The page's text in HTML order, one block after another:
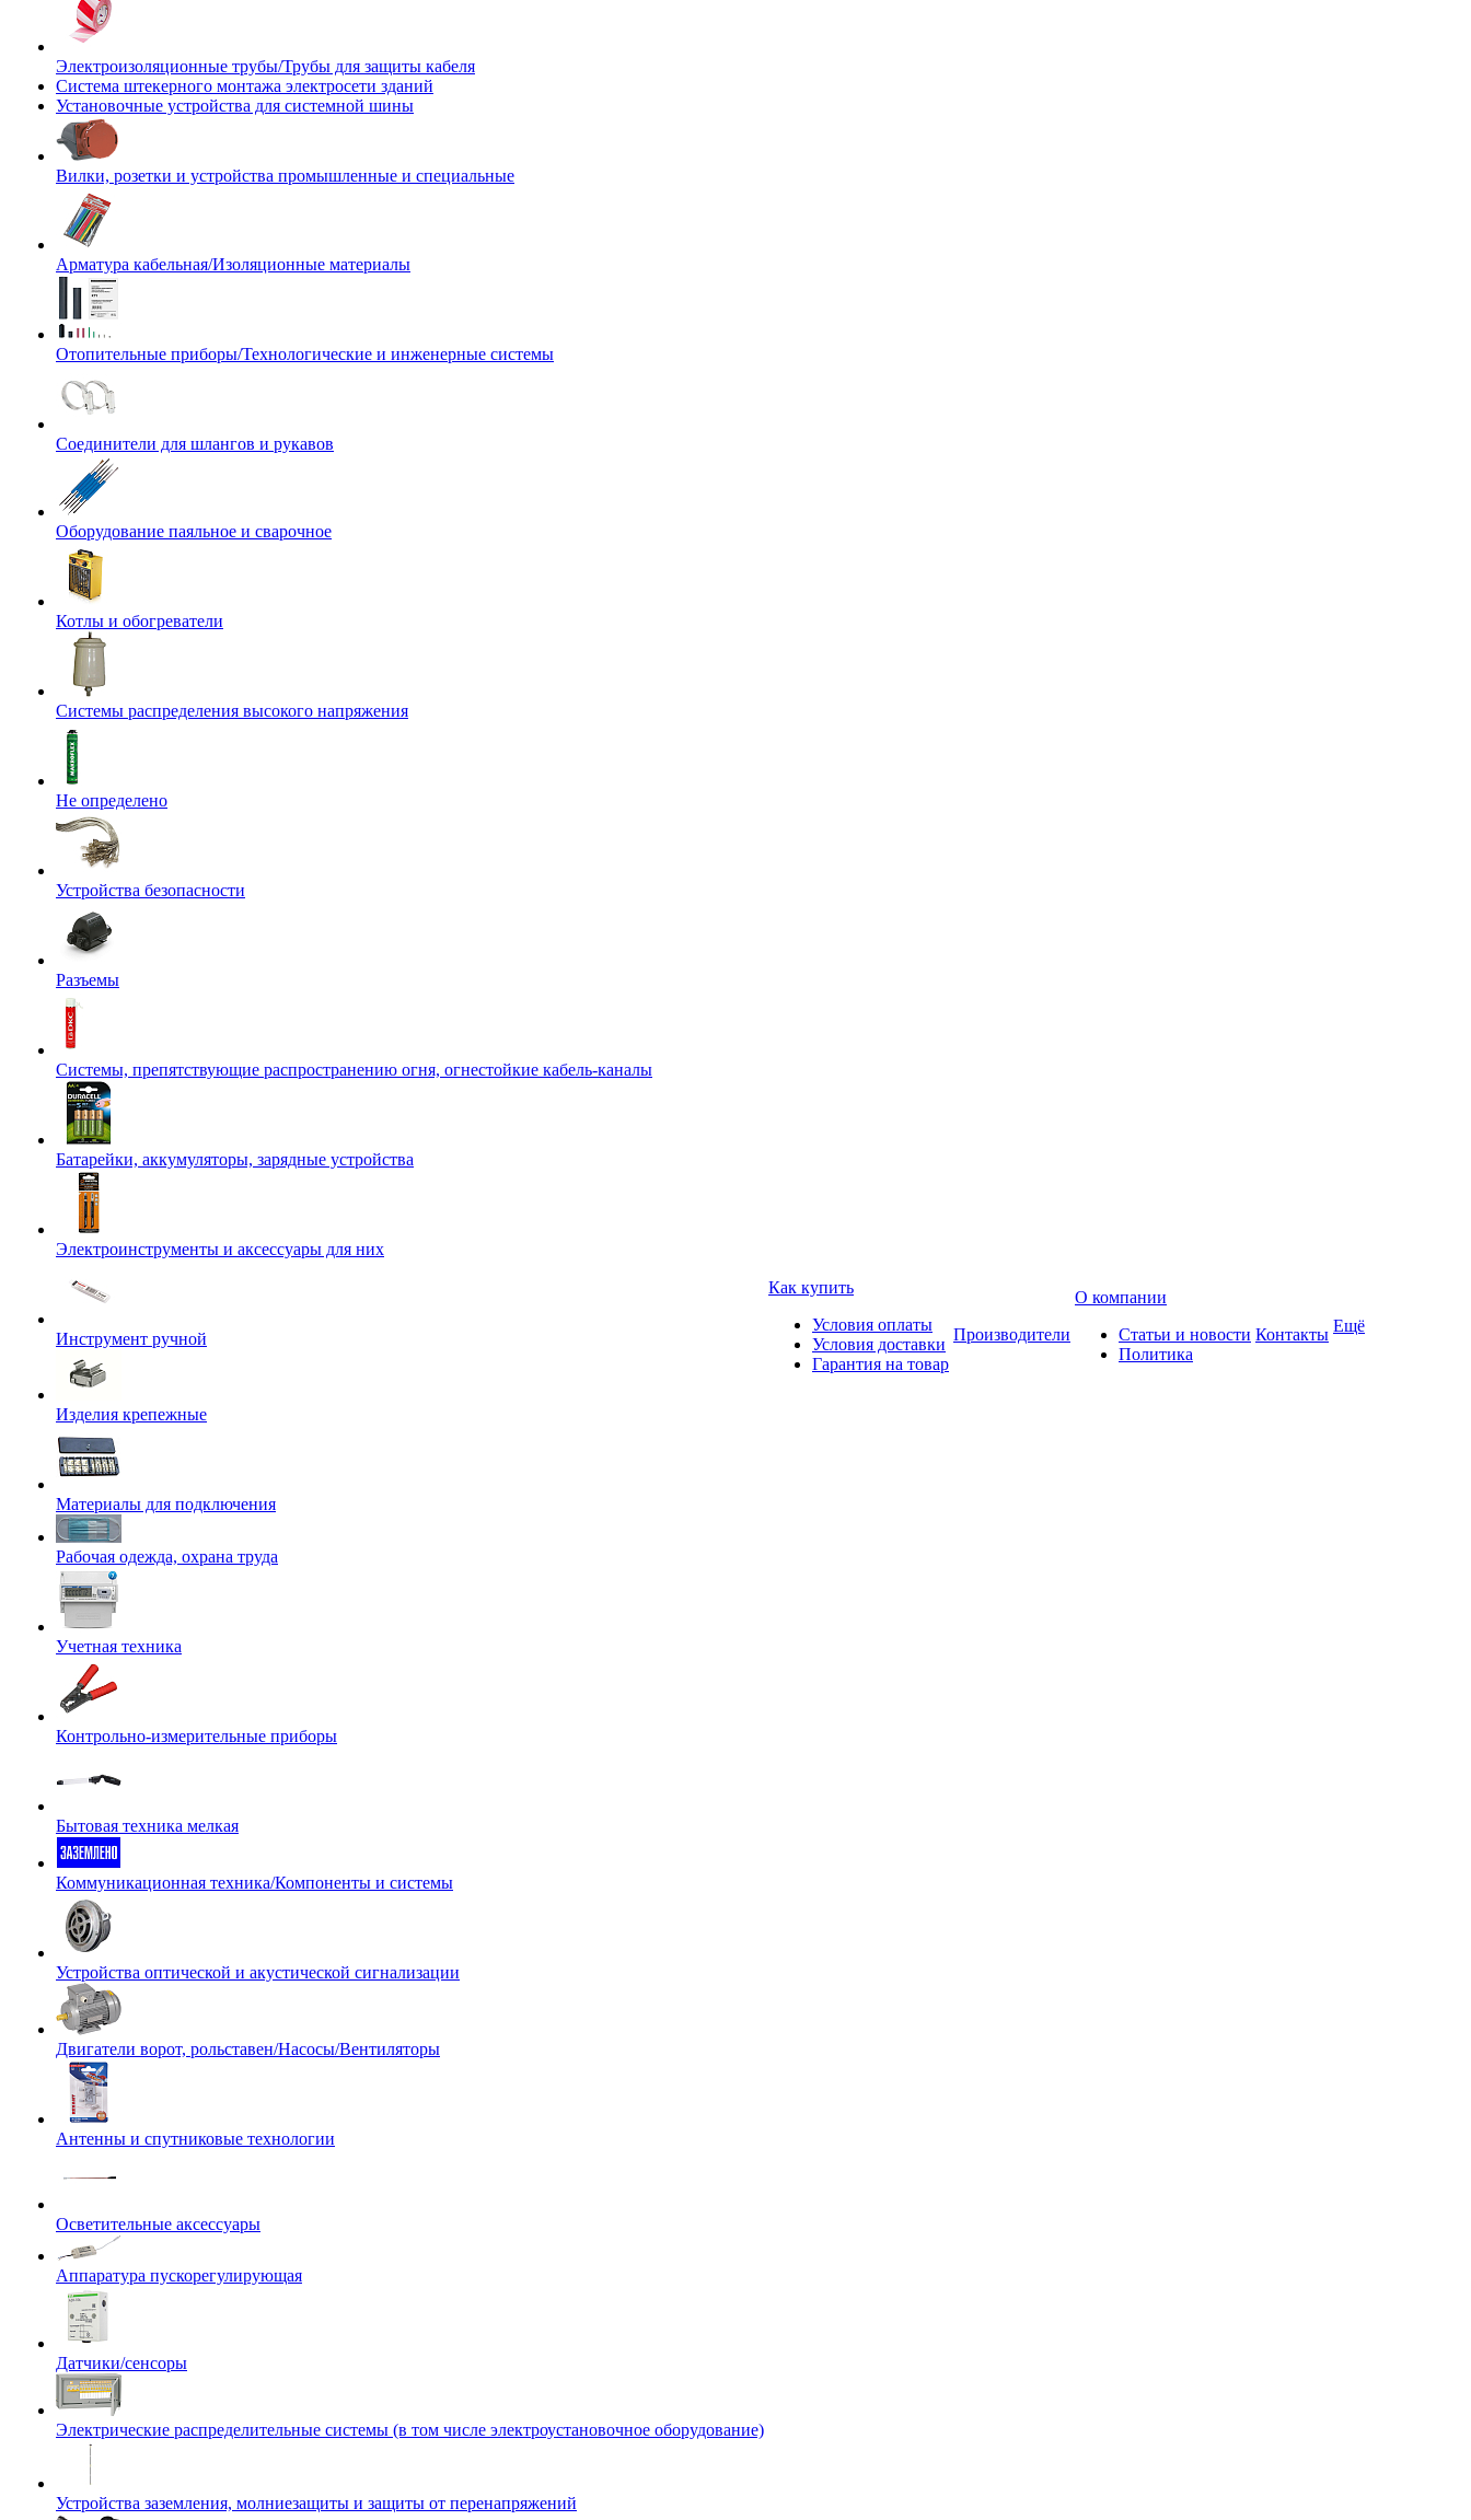
Электроизоляционные трубы/Трубы для защиты кабеля
Система штекерного монтажа электросети зданий
Установочные устройства для системной шины
Вилки, розетки и устройства промышленные и специальные
Арматура кабельная/Изоляционные материалы
Отопительные приборы/Технологические и инженерные системы
Соединители для шлангов и рукавов
Оборудование паяльное и сварочное
Котлы и обогреватели
Системы распределения высокого напряжения
Не определено
Устройства безопасности
Разъемы
Системы, препятствующие распространению огня, огнестойкие кабель-каналы
Батарейки, аккумуляторы, зарядные устройства
Электроинструменты и аксессуары для них
Инструмент ручной
Изделия крепежные
Материалы для подключения
Рабочая одежда, охрана труда
Учетная техника
Контрольно-измерительные приборы
Бытовая техника мелкая
Коммуникационная техника/Компоненты и системы
Устройства оптической и акустической сигнализации
Двигатели ворот, рольставен/Насосы/Вентиляторы
Антенны и спутниковые технологии
Осветительные аксессуары
Аппаратура пускорегулирующая
Датчики/сенсоры
Электрические распределительные системы (в том числе электроустановочное оборудование)
Устройства заземления, молниезащиты и защиты от перенапряжений
Как купить
Условия оплаты
Условия доставки
Гарантия на товар
Производители
О компании
Статьи и новости
Политика
Контакты Ещё